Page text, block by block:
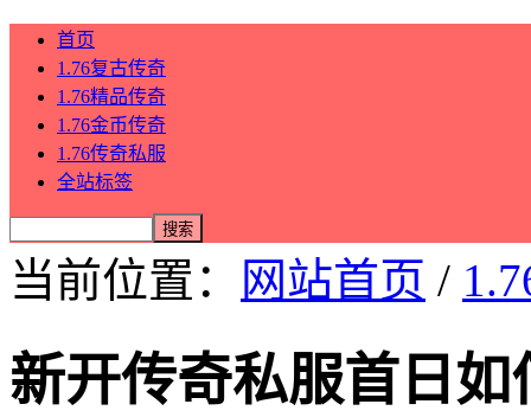
首页
1.76复古传奇
1.76精品传奇
1.76金币传奇
1.76传奇私服
全站标签
当前位置： 网站首页 /
新开传奇私服首日